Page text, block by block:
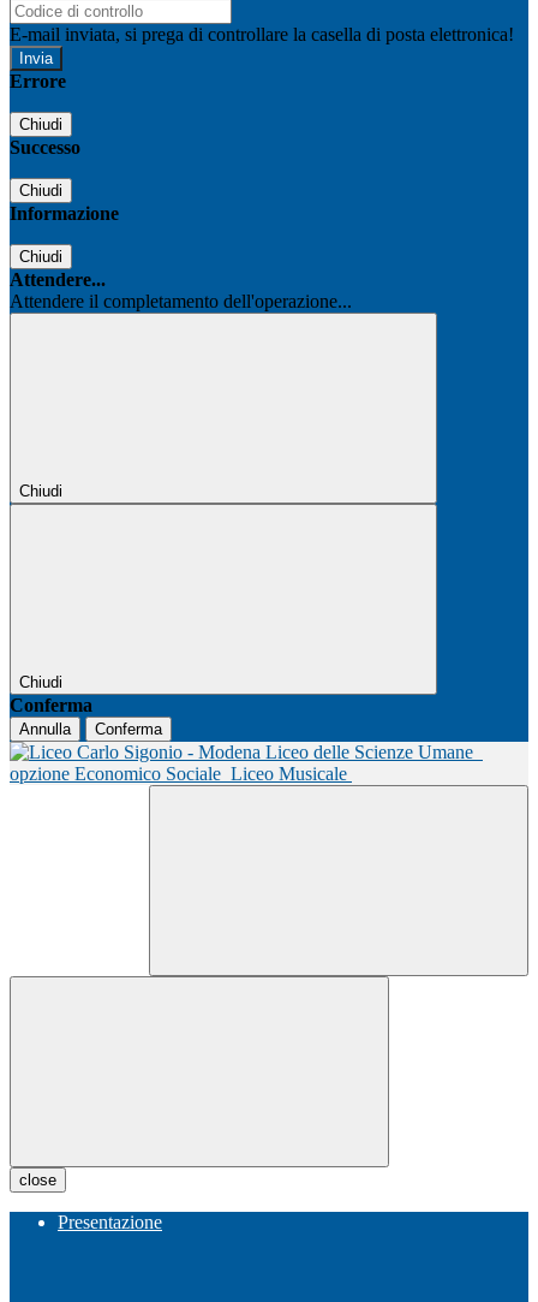
E-mail inviata, si prega di controllare la casella di posta elettronica!
Errore
Chiudi
Successo
Chiudi
Informazione
Chiudi
Attendere...
Attendere il completamento dell'operazione...
Chiudi
Chiudi
Conferma
Annulla Conferma
Liceo delle Scienze Umane
opzione Economico Sociale Liceo Musicale
close
Presentazione